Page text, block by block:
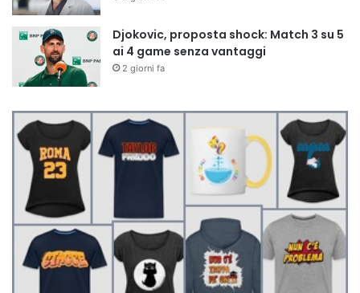
Djokovic, proposta shock: Match 3 su 5
ai 4 game senza vantaggi
2 giorni fa